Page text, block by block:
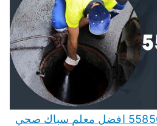
فني صحي الظهر 55850065 افضل معلم سباك صحي